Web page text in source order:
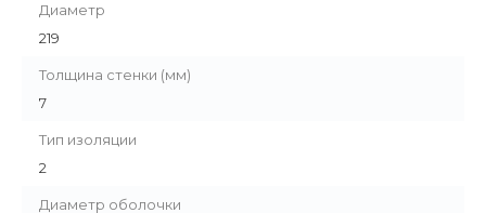
Диаметр
219
Толщина стенки (мм)
7
Тип изоляции
2
Диаметр оболочки